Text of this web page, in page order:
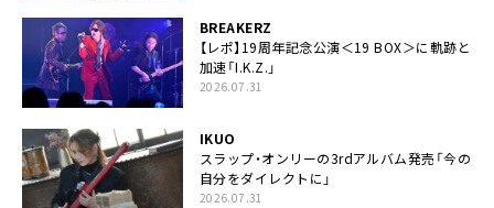
BREAKERZ
【レポ】19周年記念公演＜19 BOX＞に軌跡と
加速「I.K.Z.」
2026.07.31
IKUO
スラップ・オンリーの3rdアルバム発売「今の
自分をダイレクトに」
2026.07.31